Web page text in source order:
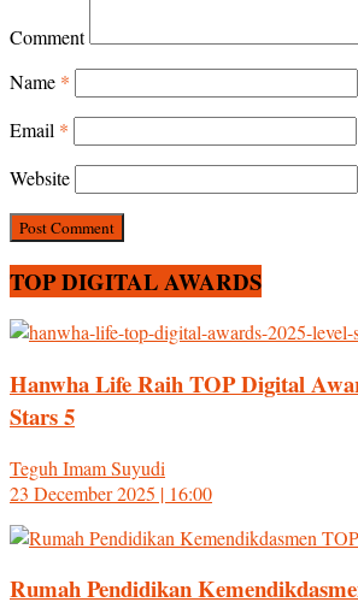
Comment
Name *
Email *
Website
TOP DIGITAL AWARDS
Hanwha Life Raih TOP Digital
Stars 5
Teguh Imam Suyudi
23 December 2025 | 16:00
Rumah Pendidikan